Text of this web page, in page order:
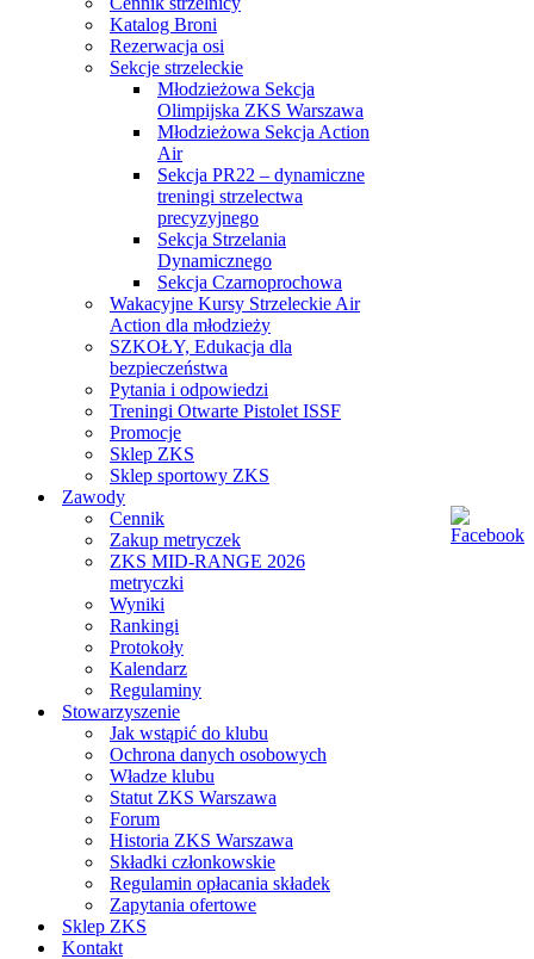
Katalog Broni
Rezerwacja osi
Sekcje strzeleckie
Młodzieżowa Sekcja
Olimpijska ZKS Warszawa
Młodzieżowa Sekcja Action
Air
Sekcja PR22 – dynamiczne
treningi strzelectwa
precyzyjnego
Sekcja Strzelania
Dynamicznego
Sekcja Czarnoprochowa
Wakacyjne Kursy Strzeleckie Air
Action dla młodzieży
SZKOŁY, Edukacja dla
bezpieczeństwa
Pytania i odpowiedzi
Treningi Otwarte Pistolet ISSF
Promocje
Sklep ZKS
Sklep sportowy ZKS
Zawody
Cennik
Zakup metryczek
ZKS MID-RANGE 2026
metryczki
Wyniki
Rankingi
Protokoły
Kalendarz
Regulaminy
Stowarzyszenie
Jak wstąpić do klubu
Ochrona danych osobowych
Władze klubu
Statut ZKS Warszawa
Forum
Historia ZKS Warszawa
Składki członkowskie
Regulamin opłacania składek
Zapytania ofertowe
Sklep ZKS
Kontakt